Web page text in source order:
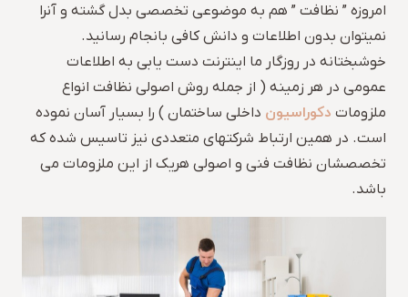
امروزه ” نظافت ” هم به موضوعی تخصصی بدل گشته و آنرا
نمیتوان بدون اطلاعات و دانش کافی بانجام رسانید.
خوشبختانه در روزگار ما اینترنت دست یابی به اطلاعات
عمومی در هر زمینه ( از جمله روش اصولی نظافت انواع
ملزومات دکوراسیون داخلی ساختمان ) را بسیار آسان نموده
است. در همین ارتباط شرکتهای متعددی نیز تاسیس شده که
تخصصشان نظافت فنی و اصولی هریک از این ملزومات می
باشد.